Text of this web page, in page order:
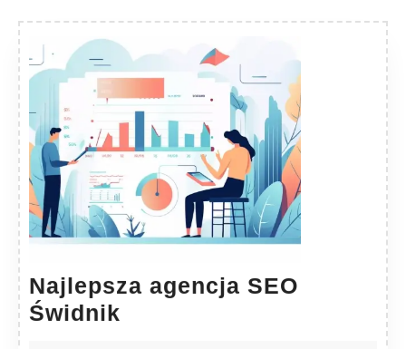
Najlepsza agencja SEO
Świdnik